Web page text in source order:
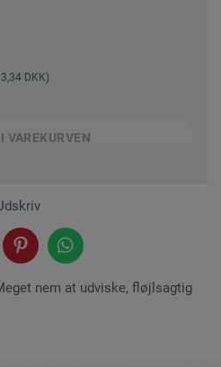
DKK)
I VAREKURVEN
nem at udviske, fløjlsagtig